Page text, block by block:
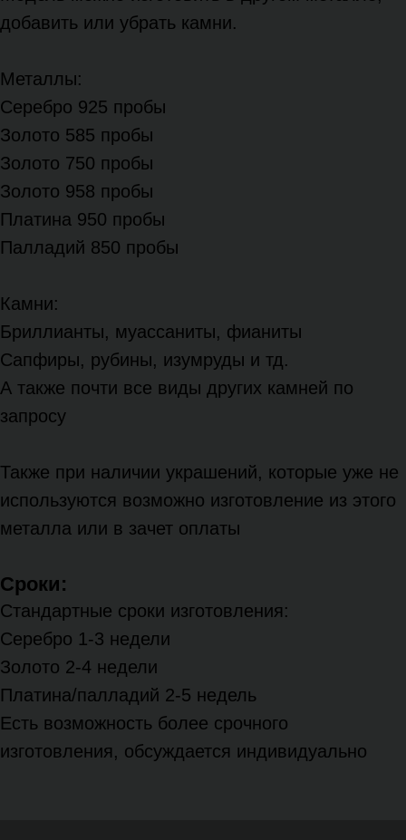
добавить или убрать камни.
Металлы:
Серебро 925 пробы
Золото 585 пробы
Золото 750 пробы
Золото 958 пробы
Платина 950 пробы
Палладий 850 пробы
Камни:
Бриллианты, муассаниты, фианиты
Сапфиры, рубины, изумруды и тд.
А также почти все виды других камней по
запросу
Также при наличии украшений, которые уже не
используются возможно изготовление из этого
металла или в зачет оплаты
Сроки:
Стандартные сроки изготовления:
Серебро 1-3 недели
Золото 2-4 недели
Платина/палладий 2-5 недель
Есть возможность более срочного
изготовления, обсуждается индивидуально